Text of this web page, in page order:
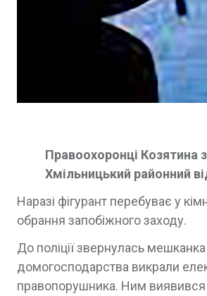
Правоохоронці Козятина
Хмільницький районний
Наразі фігурант перебуває у
обрання запобіжного заходу.
До поліції звернулась
домогосподарства викрали
правопорушника. Ним виявився